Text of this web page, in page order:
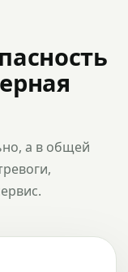
а в общей